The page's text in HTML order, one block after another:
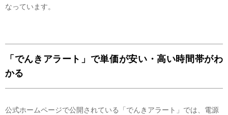
なっています。
「でんきアラート」で単価が安い・高い時間帯がわ
かる
公式ホームページで公開されている「でんきアラート」では、電源